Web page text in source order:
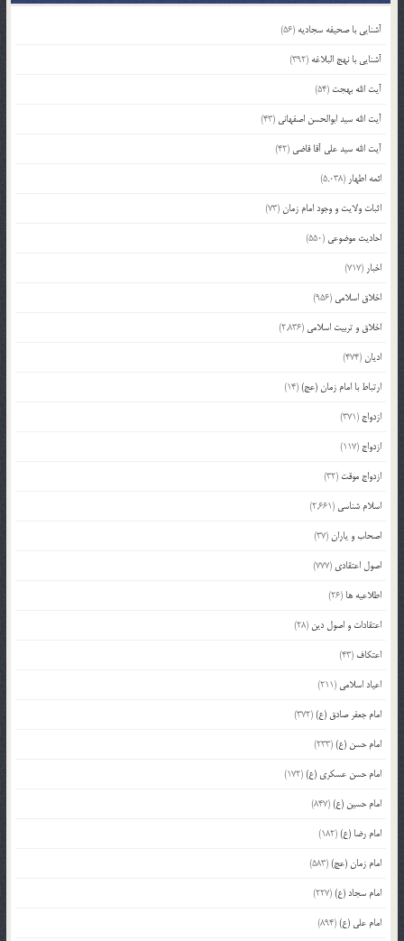
آشنایی با صحیفه سجادیه (56)
آشنایی با نهج البلاغه (392)
آیت الله بهجت (54)
آیت الله سید ابوالحسن اصفهانی (43)
آیت الله سید علی آقا قاضی (42)
ائمه اطهار (5,038)
اثبات ولایت و وجود امام زمان(73)
احادیث موضوعی (550)
اخبار (717)
اخلاق اسلامی (956)
اخلاق و تربیت اسلامی (2,836)
ادیان(474)
ارتباط با امام زمان (عج)(14)
ازدواج (371)
ازدواج (117)
ازدواج موقت (32)
اسلام شناسی (2,661)
اصحاب و یاران(37)
اصول اعتقادی (777)
اطلاعیه ها (26)
اعتقادات و اصول دین (28)
اعتکاف (43)
اعیاد اسلامی (211)
امام جعفر صادق (ع)(372)
امام حسن (ع)(233)
امام حسن عسکری (ع)(172)
امام حسین (ع)(847)
امام رضا (ع)(182)
امام زمان (عج)(583)
امام سجاد (ع)(227)
امام علی (ع)(894)